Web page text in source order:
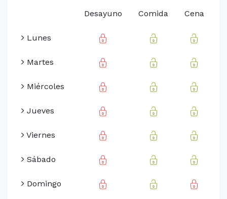
Desayuno Comida Cena
Lunes
Martes
Miércoles
Jueves
Viernes
Sábado
Domingo